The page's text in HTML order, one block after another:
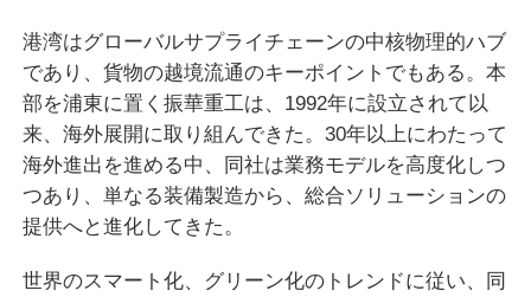
港湾はグローバルサプライチェーンの中核物理的ハブ
であり、貨物の越境流通のキーポイントでもある。本
部を浦東に置く振華重工は、1992年に設立されて以
来、海外展開に取り組んできた。30年以上にわたって
海外進出を進める中、同社は業務モデルを高度化しつ
つあり、単なる装備製造から、総合ソリューションの
提供へと進化してきた。
世界のスマート化、グリーン化のトレンドに従い、同